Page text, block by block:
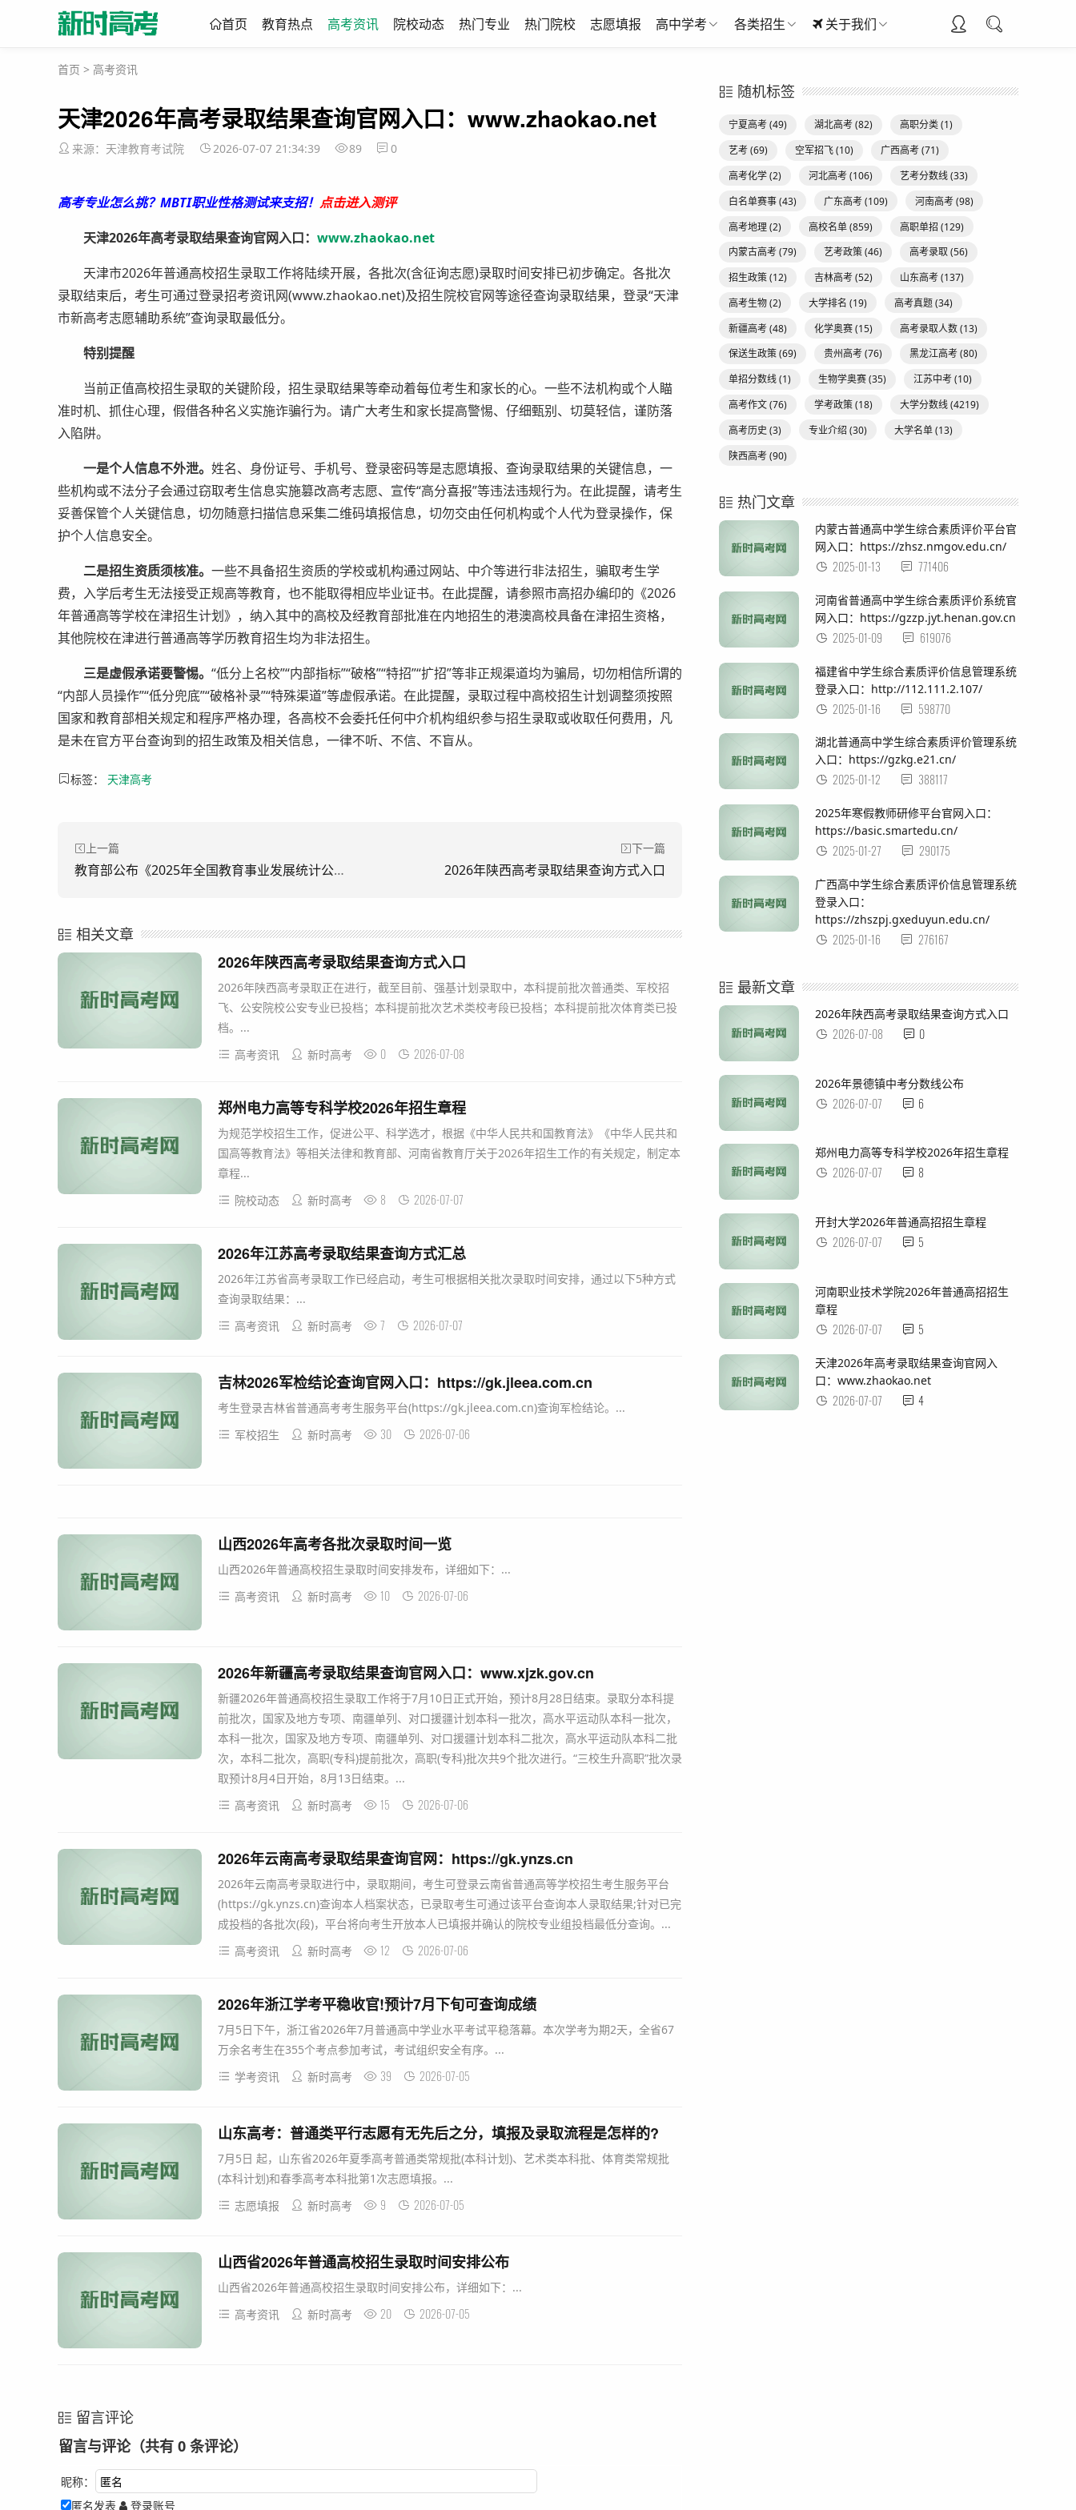
首页 教育热点 高考资讯 院校动态 热门专业 热门院校 志愿填报 高中学考 各类招生 关于我们
首页 > 高考资讯
天津2026年高考录取结果查询官网入口：www.zhaokao.net
来源：天津教育考试院 2026-07-07 21:34:39 89 0
高考专业怎么挑？MBTI职业性格测试来支招！ 点击进入测评
天津2026年高考录取结果查询官网入口： www.zhaokao.net
天津市2026年普通高校招生录取工作将陆续开展，各批次(含征询志愿)录取时间安排已初步确定。各批次
录取结束后，考生可通过登录招考资讯网(www.zhaokao.net)及招生院校官网等途径查询录取结果，登录“天津
市新高考志愿辅助系统”查询录取最低分。
特别提醒
当前正值高校招生录取的关键阶段，招生录取结果等牵动着每位考生和家长的心。一些不法机构或个人瞄
准时机、抓住心理，假借各种名义实施诈骗行为。请广大考生和家长提高警惕、仔细甄别、切莫轻信，谨防落
入陷阱。
一是个人信息不外泄。 姓名、身份证号、手机号、登录密码等是志愿填报、查询录取结果的关键信息，一
些机构或不法分子会通过窃取考生信息实施篡改高考志愿、宣传“高分喜报”等违法违规行为。在此提醒，请考生
妥善保管个人关键信息，切勿随意扫描信息采集二维码填报信息，切勿交由任何机构或个人代为登录操作，保
护个人信息安全。
二是招生资质须核准。 一些不具备招生资质的学校或机构通过网站、中介等进行非法招生，骗取考生学
费，入学后考生无法接受正规高等教育，也不能取得相应毕业证书。在此提醒，请参照市高招办编印的《2026
年普通高等学校在津招生计划》，纳入其中的高校及经教育部批准在内地招生的港澳高校具备在津招生资格，
其他院校在津进行普通高等学历教育招生均为非法招生。
三是虚假承诺要警惕。 “低分上名校”“内部指标”“破格”“特招”“扩招”等非正规渠道均为骗局，切勿相信所谓的
“内部人员操作”“低分兜底”“破格补录”“特殊渠道”等虚假承诺。在此提醒，录取过程中高校招生计划调整须按照
国家和教育部相关规定和程序严格办理，各高校不会委托任何中介机构组织参与招生录取或收取任何费用，凡
是未在官方平台查询到的招生政策及相关信息，一律不听、不信、不盲从。
标签： 天津高考
上一篇
教育部公布《2025年全国教育事业发展统计公报》
下一篇
2026年陕西高考录取结果查询方式入口
相关文章
2026年陕西高考录取结果查询方式入口
2026年陕西高考录取正在进行，截至目前、强基计划录取中，本科提前批次普通类、军校招
飞、公安院校公安专业已投档；本科提前批次艺术类校考段已投档；本科提前批次体育类已投
档。...
高考资讯
新时高考 0 2026-07-08
郑州电力高等专科学校2026年招生章程
为规范学校招生工作，促进公平、科学选才，根据《中华人民共和国教育法》《中华人民共和
国高等教育法》等相关法律和教育部、河南省教育厅关于2026年招生工作的有关规定，制定本
章程...
院校动态
新时高考 8 2026-07-07
2026年江苏高考录取结果查询方式汇总
2026年江苏省高考录取工作已经启动，考生可根据相关批次录取时间安排，通过以下5种方式
查询录取结果：...
高考资讯
新时高考 7 2026-07-07
吉林2026军检结论查询官网入口：https://gk.jleea.com.cn
考生登录吉林省普通高考考生服务平台(https://gk.jleea.com.cn)查询军检结论。...
军校招生
新时高考 30 2026-07-06
山西2026年高考各批次录取时间一览
山西2026年普通高校招生录取时间安排发布，详细如下：...
高考资讯
新时高考 10 2026-07-06
2026年新疆高考录取结果查询官网入口：www.xjzk.gov.cn
新疆2026年普通高校招生录取工作将于7月10日正式开始，预计8月28日结束。录取分本科提
前批次，国家及地方专项、南疆单列、对口援疆计划本科一批次，高水平运动队本科一批次，
本科一批次，国家及地方专项、南疆单列、对口援疆计划本科二批次，高水平运动队本科二批
次，本科二批次，高职(专科)提前批次，高职(专科)批次共9个批次进行。“三校生升高职”批次录
取预计8月4日开始，8月13日结束。...
高考资讯
新时高考 15 2026-07-06
2026年云南高考录取结果查询官网：https://gk.ynzs.cn
2026年云南高考录取进行中，录取期间，考生可登录云南省普通高等学校招生考生服务平台
(https://gk.ynzs.cn)查询本人档案状态，已录取考生可通过该平台查询本人录取结果;针对已完
成投档的各批次(段)，平台将向考生开放本人已填报并确认的院校专业组投档最低分查询。...
高考资讯
新时高考 12 2026-07-06
2026年浙江学考平稳收官!预计7月下旬可查询成绩
7月5日下午，浙江省2026年7月普通高中学业水平考试平稳落幕。本次学考为期2天，全省67
万余名考生在355个考点参加考试，考试组织安全有序。...
学考资讯
新时高考 39 2026-07-05
山东高考：普通类平行志愿有无先后之分，填报及录取流程是怎样的?
7月5日 起，山东省2026年夏季高考普通类常规批(本科计划)、艺术类本科批、体育类常规批
(本科计划)和春季高考本科批第1次志愿填报。...
志愿填报
新时高考 9 2026-07-05
山西省2026年普通高校招生录取时间安排公布
山西省2026年普通高校招生录取时间安排公布，详细如下：...
高考资讯
新时高考 20 2026-07-05
留言评论
留言与评论（共有 0 条评论）
昵称：
匿名发表
登录账号
随机标签
宁夏高考(49) 湖北高考(82) 高职分类(1)
艺考(69) 空军招飞(10) 广西高考(71)
高考化学(2) 河北高考(106) 艺考分数线(33)
白名单赛事(43) 广东高考(109) 河南高考(98)
高考地理(2) 高校名单(859) 高职单招 (129)
内蒙古高考(79) 艺考政策(46) 高考录取(56)
招生政策(12) 吉林高考(52) 山东高考(137)
高考生物(2) 大学排名 (19) 高考真题(34)
新疆高考(48) 化学奥赛(15) 高考录取人数(13)
保送生政策(69) 贵州高考(76) 黑龙江高考(80)
单招分数线(1) 生物学奥赛(35) 江苏中考(10)
高考作文(76) 学考政策(18) 大学分数线(4219)
高考历史 (3) 专业介绍 (30) 大学名单(13)
陕西高考(90)
热门文章
内蒙古普通高中学生综合素质评价平台官
网入口：https://zhsz.nmgov.edu.cn/
2025-01-13 771406
河南省普通高中学生综合素质评价系统官
网入口：https://gzzp.jyt.henan.gov.cn
2025-01-09 619076
福建省中学生综合素质评价信息管理系统
登录入口：http://112.111.2.107/
2025-01-16 598770
湖北普通高中学生综合素质评价管理系统
入口：https://gzkg.e21.cn/
2025-01-12 388117
2025年寒假教师研修平台官网入口：
https://basic.smartedu.cn/
2025-01-27 290175
广西高中学生综合素质评价信息管理系统
登录入口：
https://zhszpj.gxeduyun.edu.cn/
2025-01-16 276167
最新文章
2026年陕西高考录取结果查询方式入口
2026-07-08 0
2026年景德镇中考分数线公布
2026-07-07 6
郑州电力高等专科学校2026年招生章程
2026-07-07 8
​​​​​​​开封大学2026年普通高招招生章程
2026-07-07 5
河南职业技术学院2026年普通高招招生
章程
2026-07-07 5
天津2026年高考录取结果查询官网入
口：www.zhaokao.net
2026-07-07 4